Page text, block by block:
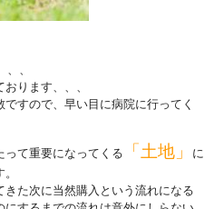
、
ります、、、
すので、早い目に病院に行ってく
って重要になってくる 「土地」
に
た次に当然購入という流れになる